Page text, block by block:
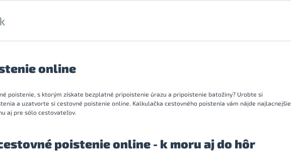
online
poistenie, s ktorým získate bezplatné pripoistenie úrazu a pripoistenie batožiny? Urobte si
a uzatvorte si cestovné poistenie online. Kalkulačka cestovného poistenia vám nájde najlacnejšie
aj pre sólo cestovateľov.
poistenie online - k moru aj do hôr